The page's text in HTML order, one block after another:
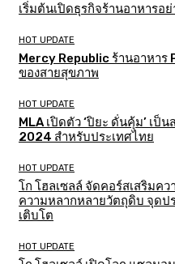
เริ่มต้นเปิดธุรกิจร้านอาหารอ
HOT UPDATE
Mercy Republic ร้านอาหาร
ของสายสุขภาพ
HOT UPDATE
MLA เปิดตัว ‘ปิยะ ดั่นคุ้ม’ เ
2024 สำหรับประเทศไทย
HOT UPDATE
โก โฮลเซลล์ จัดคอร์สเสริมค
ความหลากหลายวัตถุดิบ จุดป
เติบโต
HOT UPDATE